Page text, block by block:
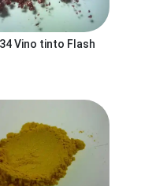
Vino tinto Flash